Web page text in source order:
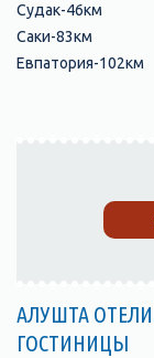
Судак-46км
Саки-83км
Евпатория-102км
АЛУШТА
ГОСТИНИЦЫ